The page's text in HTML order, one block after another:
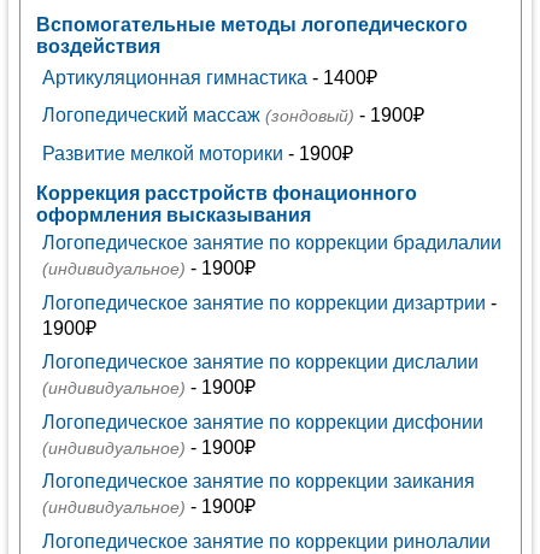
Вспомогательные методы логопедического
воздействия
Артикуляционная гимнастика - 1400₽
Логопедический массаж (зондовый) - 1900₽
Развитие мелкой моторики - 1900₽
Коррекция расстройств фонационного
оформления высказывания
Логопедическое занятие по коррекции брадилалии
(индивидуальное) - 1900₽
Логопедическое занятие по коррекции дизартрии -
1900₽
Логопедическое занятие по коррекции дислалии
(индивидуальное) - 1900₽
Логопедическое занятие по коррекции дисфонии
(индивидуальное) - 1900₽
Логопедическое занятие по коррекции заикания
(индивидуальное) - 1900₽
Логопедическое занятие по коррекции ринолалии